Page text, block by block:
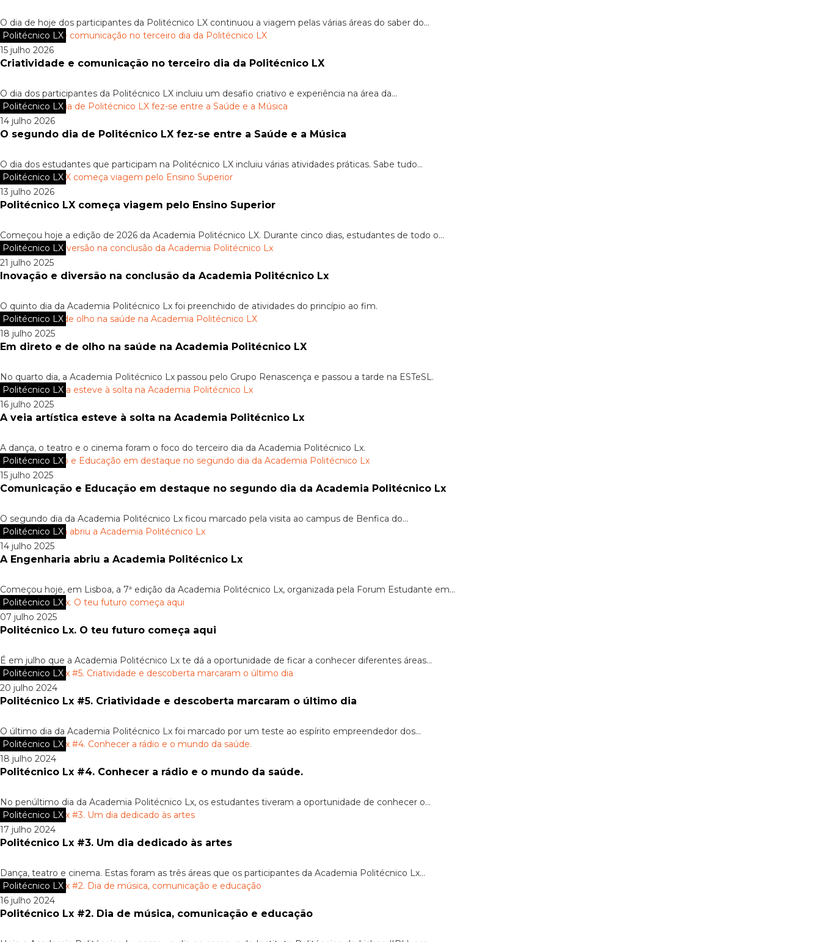
O dia de hoje dos participantes da Politécnico LX continuou a viagem pelas várias áreas do saber do...
Politécnico LX
15 julho 2026
Criatividade e comunicação no terceiro dia da Politécnico LX
O dia dos participantes da Politécnico LX incluiu um desafio criativo e experiência na área da...
Politécnico LX
14 julho 2026
O segundo dia de Politécnico LX fez-se entre a Saúde e a Música
O dia dos estudantes que participam na Politécnico LX incluiu várias atividades práticas. Sabe tudo...
Politécnico LX
13 julho 2026
Politécnico LX começa viagem pelo Ensino Superior
Começou hoje a edição de 2026 da Academia Politécnico LX. Durante cinco dias, estudantes de todo o...
Politécnico LX
21 julho 2025
Inovação e diversão na conclusão da Academia Politécnico Lx
O quinto dia da Academia Politécnico Lx foi preenchido de atividades do princípio ao fim.
Politécnico LX
18 julho 2025
Em direto e de olho na saúde na Academia Politécnico LX
No quarto dia, a Academia Politécnico Lx passou pelo Grupo Renascença e passou a tarde na ESTeSL.
Politécnico LX
16 julho 2025
A veia artística esteve à solta na Academia Politécnico Lx
A dança, o teatro e o cinema foram o foco do terceiro dia da Academia Politécnico Lx.
Politécnico LX
15 julho 2025
Comunicação e Educação em destaque no segundo dia da Academia Politécnico Lx
O segundo dia da Academia Politécnico Lx ficou marcado pela visita ao campus de Benfica do...
Politécnico LX
14 julho 2025
A Engenharia abriu a Academia Politécnico Lx
Começou hoje, em Lisboa, a 7ª edição da Academia Politécnico Lx, organizada pela Forum Estudante em...
Politécnico LX
07 julho 2025
Politécnico Lx. O teu futuro começa aqui
É em julho que a Academia Politécnico Lx te dá a oportunidade de ficar a conhecer diferentes áreas...
Politécnico LX
20 julho 2024
Politécnico Lx #5. Criatividade e descoberta marcaram o último dia
O último dia da Academia Politécnico Lx foi marcado por um teste ao espírito empreendedor dos...
Politécnico LX
18 julho 2024
Politécnico Lx #4. Conhecer a rádio e o mundo da saúde.
No penúltimo dia da Academia Politécnico Lx, os estudantes tiveram a oportunidade de conhecer o...
Politécnico LX
17 julho 2024
Politécnico Lx #3. Um dia dedicado às artes
Dança, teatro e cinema. Estas foram as três áreas que os participantes da Academia Politécnico Lx...
Politécnico LX
16 julho 2024
Politécnico Lx #2. Dia de música, comunicação e educação